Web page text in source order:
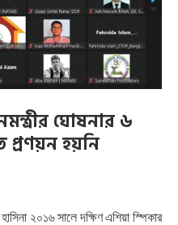
ঘোষনার ৬
হয়নি
২০১৬ সালে দক্ষিণ এশিয়া স্পিকার